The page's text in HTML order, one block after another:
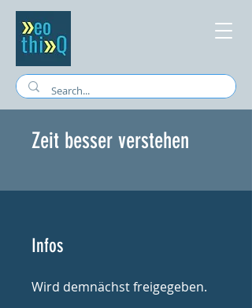
Zeit besser verstehen
Infos
Wird demnächst freigegeben.